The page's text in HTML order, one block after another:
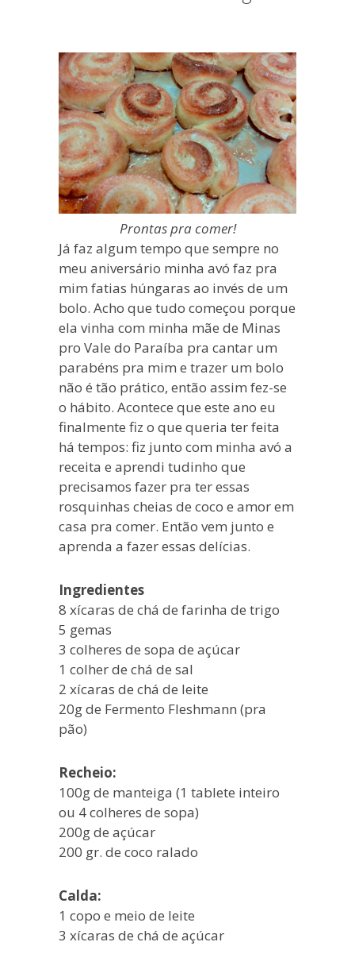
moda
antiga.
Prontas pra comer!
Já faz algum tempo que sempre no
meu aniversário minha avó faz pra
mim fatias húngaras ao invés de um
bolo. Acho que tudo começou porque
ela vinha com minha mãe de Minas
pro Vale do Paraíba pra cantar um
parabéns pra mim e trazer um bolo
não é tão prático, então assim fez-se
o hábito. Acontece que este ano eu
finalmente fiz o que queria ter feita
há tempos: fiz junto com minha avó a
receita e aprendi tudinho que
precisamos fazer pra ter essas
rosquinhas cheias de coco e amor em
casa pra comer. Então vem junto e
aprenda a fazer essas delícias.
Ingredientes
8 xícaras de chá de farinha de trigo
5 gemas
3 colheres de sopa de açúcar
1 colher de chá de sal
2 xícaras de chá de leite
20g de Fermento Fleshmann (pra
pão)
Recheio:
100g de manteiga (1 tablete inteiro
ou 4 colheres de sopa)
200g de açúcar
200 gr. de coco ralado
Calda:
1 copo e meio de leite
3 xícaras de chá de açúcar